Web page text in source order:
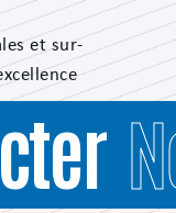
et sur-